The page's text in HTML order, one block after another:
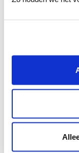
Krijg
en je
Krijg